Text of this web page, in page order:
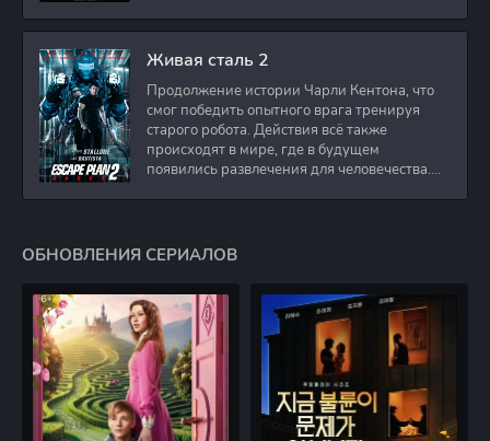
Живая сталь 2
Продолжение истории Чарли Кентона, что
смог победить опытного врага тренируя
старого робота. Действия всё также
происходят в мире, где в будущем
появились развлечения для человечества.
ОБНОВЛЕНИЯ СЕРИАЛОВ